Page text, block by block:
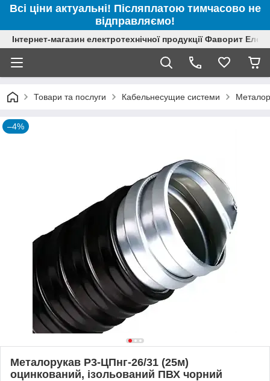
Всі ціни актуальні! Післяплатою тимчасово не
відправляємо!
Інтернет-магазин електротехнічної продукції Фаворит
Товари та послуги Кабельнесущие системи
–4%
Металорукав Р3-ЦПнг-26/31 (25м)
оцинкований, ізольований ПВХ чорний